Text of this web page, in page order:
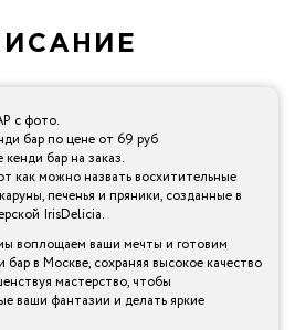
с фото.
бар по цене от 69 руб
кенди бар на заказ.
как можно назвать восхитительные
печенья и пряники, созданные в
IrisDelicia.
воплощаем ваши мечты и готовим
в Москве, сохраняя высокое качество
мастерство, чтобы
ваши фантазии и делать яркие